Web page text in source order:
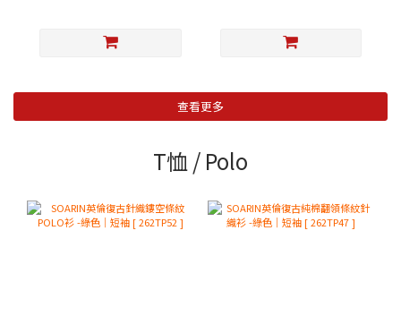
查看更多
T恤 / Polo